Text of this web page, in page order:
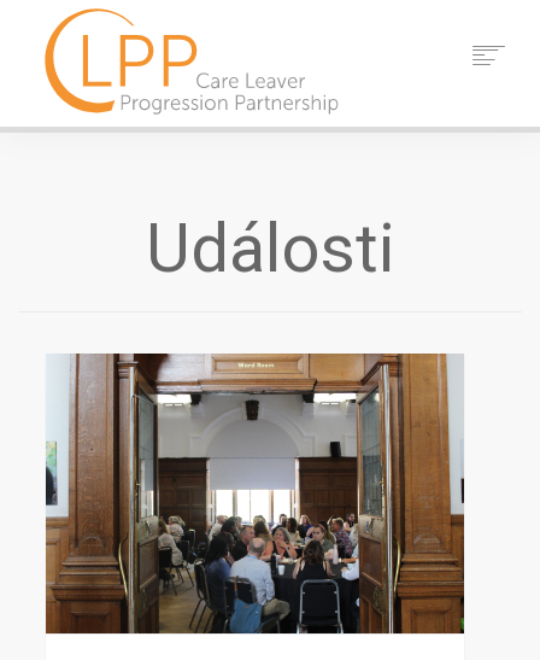
KONTAKT
VYHLEDÁVÁNÍ
Události